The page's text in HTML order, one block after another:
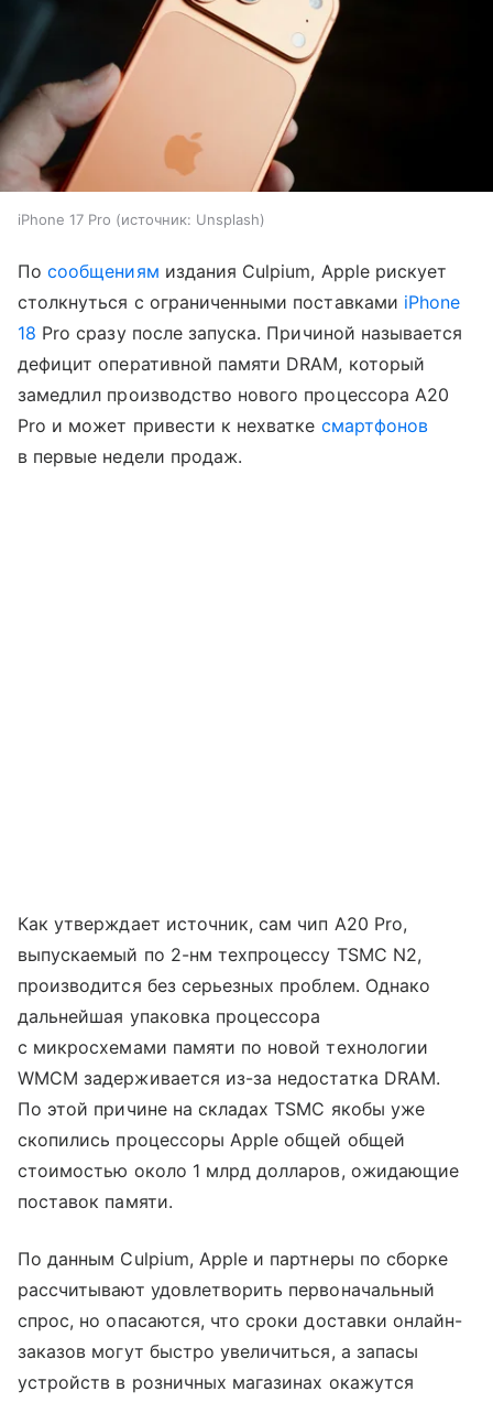
iPhone 17 Pro источник: Unsplash
Посообщениям издания Culpium, Apple рискует
столкнуться с ограниченными поставками iPhone
18 Pro сразу после запуска. Причиной называется
дефицит оперативной памяти DRAM, который
замедлил производство нового процессора A20
Pro и может привести к нехватке смартфонов
в первые недели продаж.
Как утверждает источник, сам чип A20 Pro,
выпускаемый по 2-нм техпроцессу TSMC N2,
производится без серьезных проблем. Однако
дальнейшая упаковка процессора
с микросхемами памяти по новой технологии
WMCM задерживается из-за недостатка DRAM.
По этой причине на складах TSMC якобы уже
скопились процессоры Apple общей общей
стоимостью около 1 млрд долларов, ожидающие
поставок памяти.
По данным Culpium, Apple и партнеры по сборке
рассчитывают удовлетворить первоначальный
спрос, но опасаются, что сроки доставки онлайн-
заказов могут быстро увеличиться, а запасы
устройств в розничных магазинах окажутся